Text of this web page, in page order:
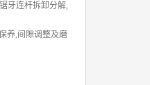
牙连杆拆卸分解,
养,间隙调整及磨